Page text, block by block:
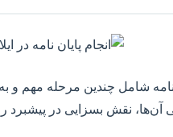
نامه شامل چندین مرحله مهم و
نقش بسزایی در پیشبرد